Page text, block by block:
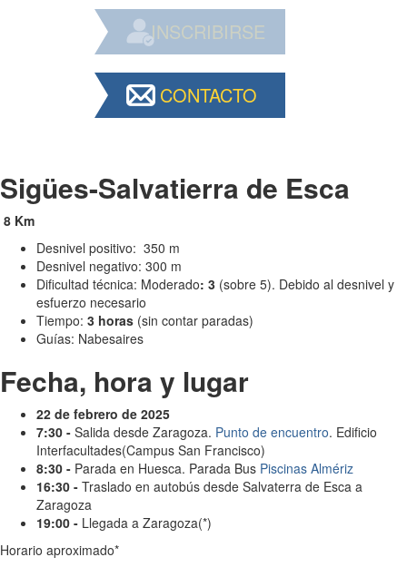
INSCRIBIRSE
CONTACTO
Sigües-Salvatierra de Esca
8 Km
Desnivel positivo: 350 m
Desnivel negativo: 300 m
Dificultad técnica: Moderado: 3 (sobre 5). Debido al desnivel y
esfuerzo necesario
Tiempo: 3 horas (sin contar paradas)
Guías: Nabesaires
Fecha, hora y lugar
22 de febrero de 2025
7:30 - Salida desde Zaragoza. Punto de encuentro. Edificio
Interfacultades(Campus San Francisco)
8:30 - Parada en Huesca. Parada Bus Piscinas Almériz
16:30 - Traslado en autobús desde Salvaterra de Esca a
Zaragoza
19:00 - Llegada a Zaragoza(*)
Horario aproximado*